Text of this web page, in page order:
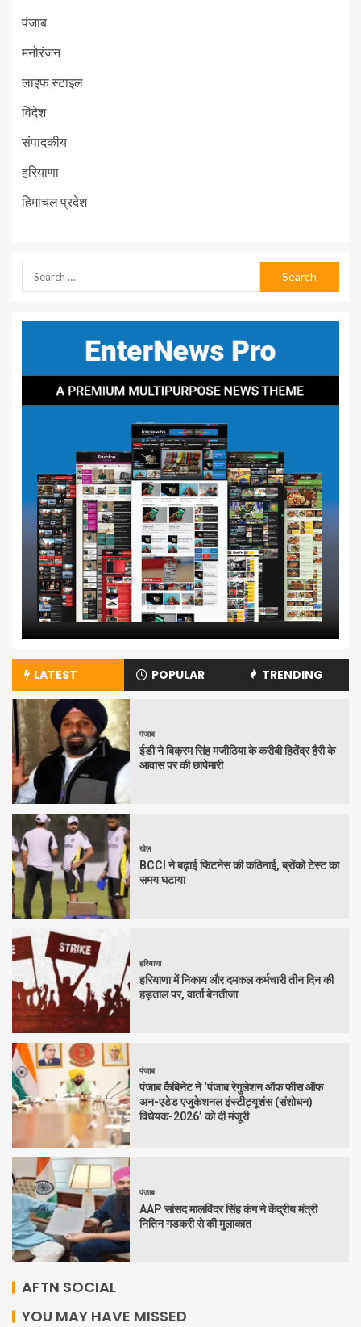
पंजाब
मनोरंजन
लाइफ स्टाइल
विदेश
संपादकीय
हरियाणा
हिमाचल प्रदेश
LATEST POPULAR TRENDING
पंजाब
ईडी ने बिक्रम सिंह मजीठिया के करीबी हितेंद्र हैरी के
आवास पर की छापेमारी
खेल
BCCI ने बढ़ाई फिटनेस की कठिनाई, ब्रोंको टेस्ट का
समय घटाया
हरियाणा
हरियाणा में निकाय और दमकल कर्मचारी तीन दिन की
हड़ताल पर, वार्ता बेनतीजा
पंजाब
पंजाब कैबिनेट ने ‘पंजाब रेगुलेशन ऑफ फीस ऑफ
अन-एडेड एजुकेशनल इंस्टीट्यूशंस (संशोधन)
विधेयक-2026’ को दी मंजूरी
पंजाब
AAP सांसद मालविंदर सिंह कंग ने केंद्रीय मंत्री
नितिन गडकरी से की मुलाकात
AFTN SOCIAL
YOU MAY HAVE MISSED